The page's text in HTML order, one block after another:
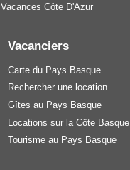
Vacances Côte D'Azur
Vacanciers
Carte du Pays Basque
Rechercher une location
Gîtes au Pays Basque
Locations sur la Côte Basque
Tourisme au Pays Basque